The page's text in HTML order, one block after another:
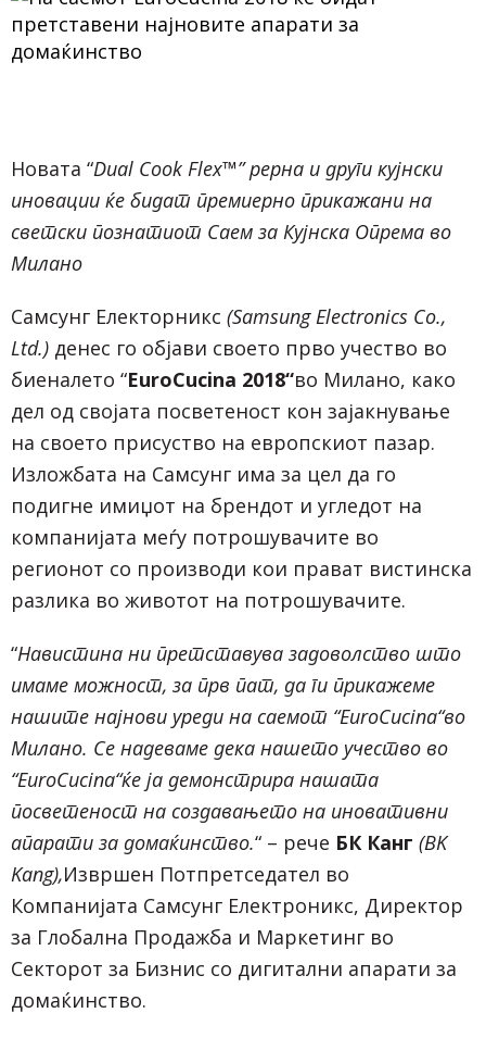
Новата “Dual Cook Flex™”рерна и други кујнски
иновации ќе бидат премиерно прикажани на
светски познатиот Саем за Кујнска Опрема во
Милано
Самсунг Електорникс (Samsung Electronics Co.,
Ltd.) денес го објави своето прво учество во
биеналето “EuroCucina 2018“во Милано, како
дел од својата посветеност кон зајакнување
на своето присуство на европскиот пазар.
Изложбата на Самсунг има за цел да го
подигне имиџот на брендот и угледот на
компанијата меѓу потрошувачите во
регионот со производи кои прават вистинска
разлика во животот на потрошувачите.
“Навистина ни претставува задоволство што
имаме можност, за прв пат, да ги прикажеме
нашите најнови уреди на саемот “EuroCucina“во
Милано. Се надеваме дека нашето учество во
“EuroCucina“ќе ја демонстрира нашата
посветеност на создавањето на иновативни
апарати за домаќинство.“ – рече БК Канг (BK
Kang),Извршен Потпретседател во
Компанијата Самсунг Електроникс, Директор
за Глобална Продажба и Маркетинг во
Секторот за Бизнис со дигитални апарати за
домаќинство.